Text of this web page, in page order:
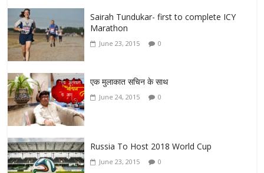
Sairah Tundukar- first to complete ICY
Marathon
June 23, 2015 0
एक मुलाकात सचिन के साथ
June 24, 2015 0
Russia To Host 2018 World Cup
June 23, 2015 0